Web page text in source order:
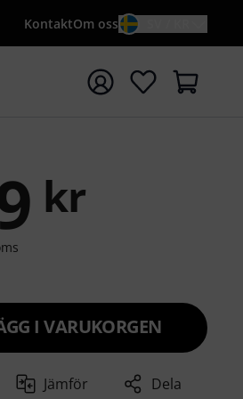
KontaktOm oss
{searchTerm}
kr
I VARUKORGEN
Jämför Dela